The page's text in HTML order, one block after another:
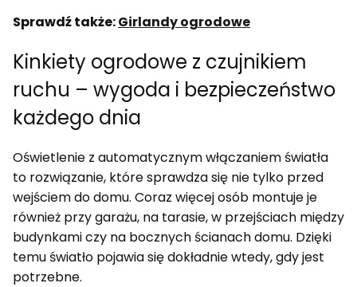
Sprawdź także:Girlandy ogrodowe
Kinkiety ogrodowe z czujnikiem
ruchu – wygoda i bezpieczeństwo
każdego dnia
Oświetlenie z automatycznym włączaniem światła
to rozwiązanie, które sprawdza się nie tylko przed
wejściem do domu. Coraz więcej osób montuje je
również przy garażu, na tarasie, w przejściach między
budynkami czy na bocznych ścianach domu. Dzięki
temu światło pojawia się dokładnie wtedy, gdy jest
potrzebne.